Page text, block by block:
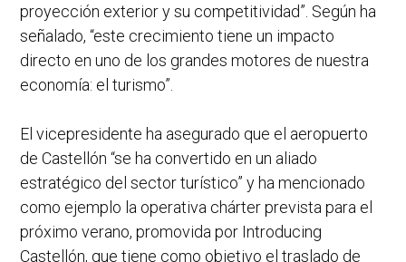
proyección exterior y su competitividad”. Según ha
señalado, “este crecimiento tiene un impacto
directo en uno de los grandes motores de nuestra
economía: el turismo”.
El vicepresidente ha asegurado que el aeropuerto
de Castellón “se ha convertido en un aliado
estratégico del sector turístico” y ha mencionado
como ejemplo la operativa chárter prevista para el
próximo verano, promovida por Introducing
Castellón, que tiene como objetivo el traslado de